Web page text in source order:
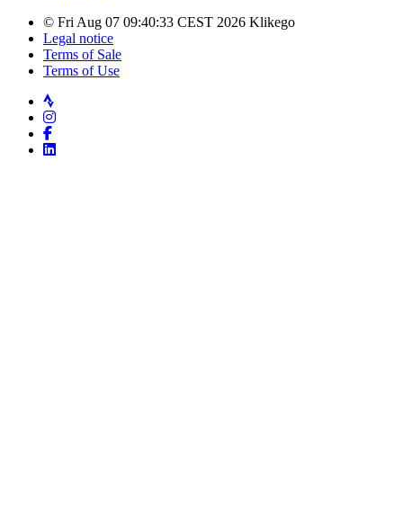
© Fri Aug 07 09:40:33 CEST 2026 Klikego
Legal notice
Terms of Sale
Terms of Use
Strava
Instagram
Facebook
LinkedIn